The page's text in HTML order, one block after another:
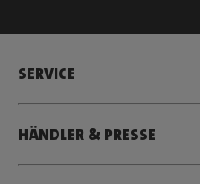
SERVICE
HÄNDLER & PRESSE